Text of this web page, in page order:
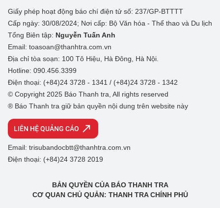
Giấy phép hoạt động báo chí điện tử số: 237/GP-BTTTT
Cấp ngày: 30/08/2024; Nơi cấp: Bộ Văn hóa - Thể thao và Du lịch
Tổng Biên tập: Nguyễn Tuấn Anh
Email: toasoan@thanhtra.com.vn
Địa chỉ tòa soạn: 100 Tô Hiệu, Hà Đông, Hà Nội.
Hotline: 090.456.3399
Điện thoại: (+84)24 3728 - 1341 / (+84)24 3728 - 1342
© Copyright 2025 Báo Thanh tra, All rights reserved
® Báo Thanh tra giữ bản quyền nội dung trên website này
LIÊN HỆ QUẢNG CÁO
Email: trisubandocbtt@thanhtra.com.vn
Điện thoại: (+84)24 3728 2019
BẢN QUYỀN CỦA BÁO THANH TRA
CƠ QUAN CHỦ QUẢN: THANH TRA CHÍNH PHỦ